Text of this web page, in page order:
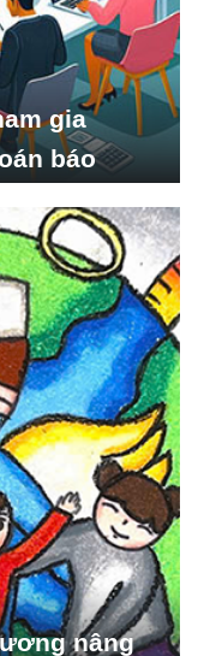
gia
báo
nâng